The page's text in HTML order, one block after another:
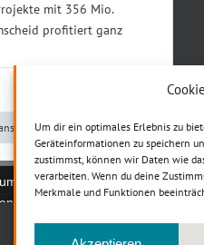
Um dir ein optimales Erlebnis zu
Geräteinformationen zu speichern
zustimmst, können wir Daten wie
verarbeiten. Wenn du deine
Merkmale und Funktionen
mit 356 Mio.
profitiert ganz
Teilen
Marketing-Cookies zu
und diesen Inhalt zu
aktivieren